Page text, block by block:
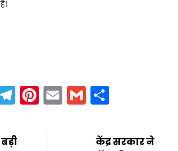
Telegram
Pinterest
EmailGmail
केंद्र सरकार ने